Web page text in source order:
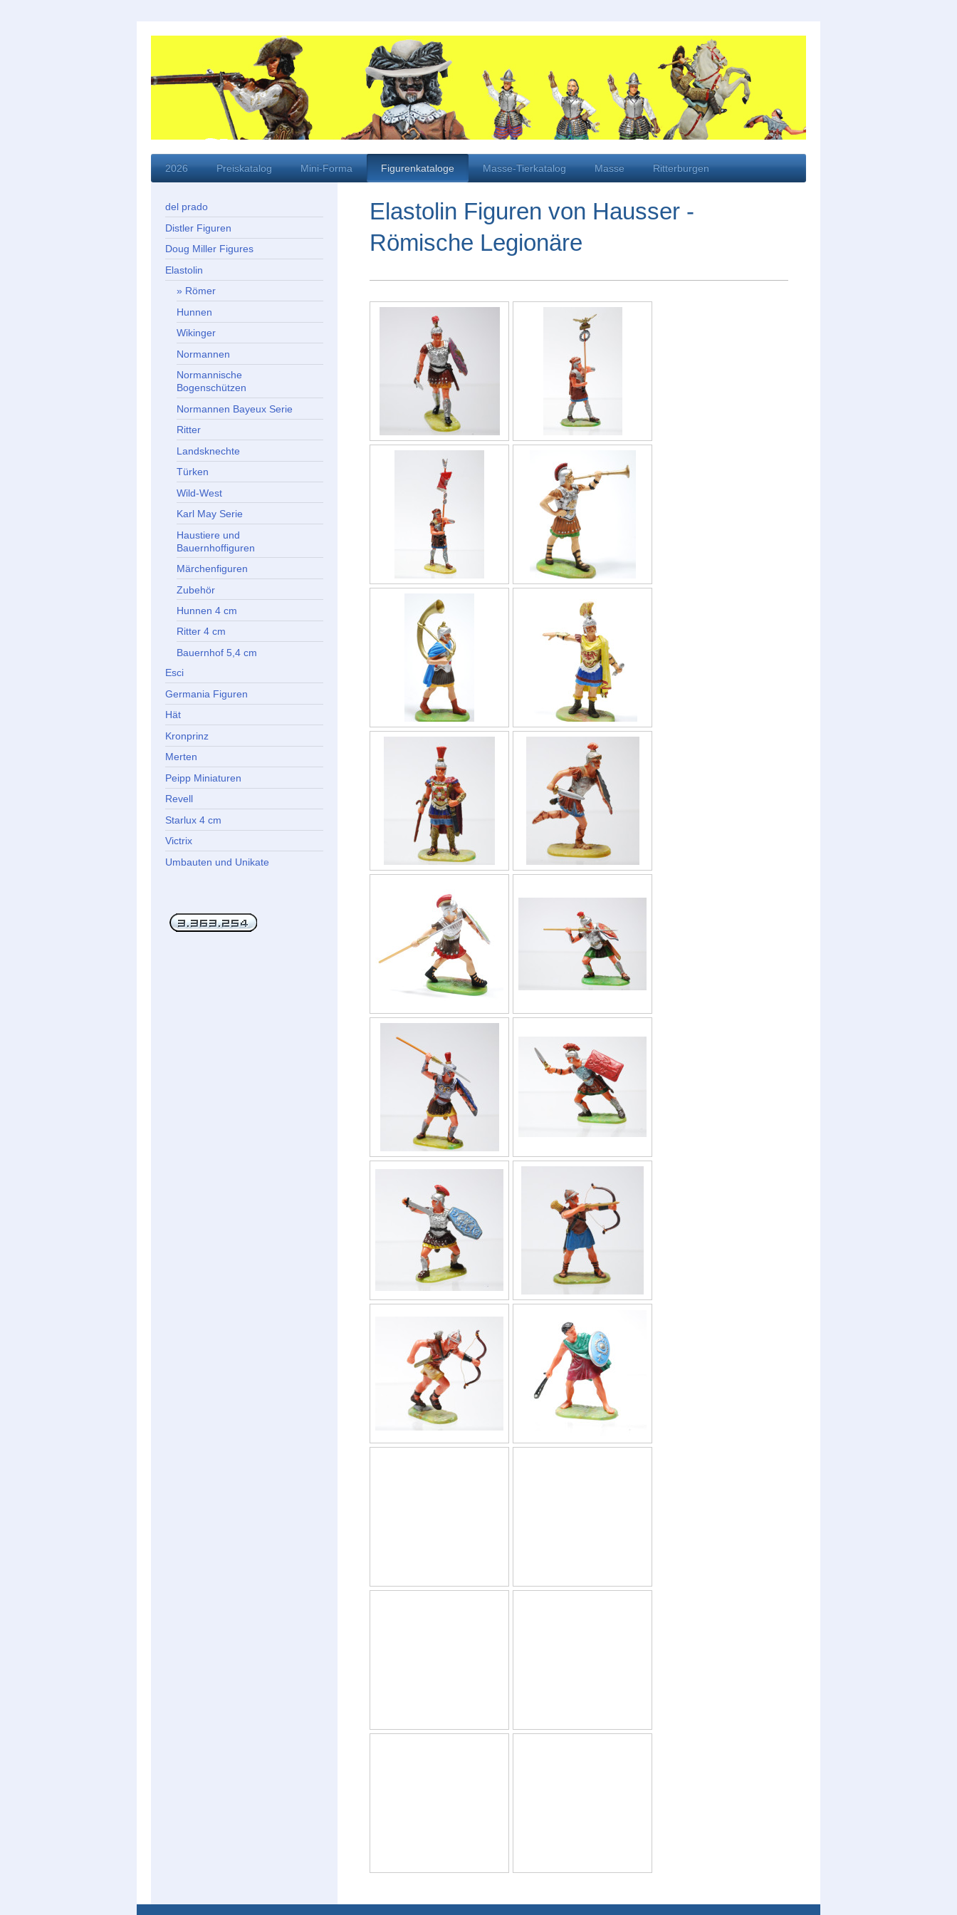
2026 Preiskatalog Mini-Forma Figurenkataloge Masse-Tierkatalog Masse Ritterburgen
Elastolin Figuren von Hausser -
Römische Legionäre
del prado
Distler Figuren
Doug Miller Figures
Elastolin
Römer
Hunnen
Wikinger
Normannen
Normannische
Bogenschützen
Normannen Bayeux Serie
Ritter
Landsknechte
Türken
Wild-West
Karl May Serie
Haustiere und
Bauernhoffiguren
Märchenfiguren
Zubehör
Hunnen 4 cm
Ritter 4 cm
Bauernhof 5,4 cm
Esci
Germania Figuren
Hät
Kronprinz
Merten
Peipp Miniaturen
Revell
Starlux 4 cm
Victrix
Umbauten und Unikate